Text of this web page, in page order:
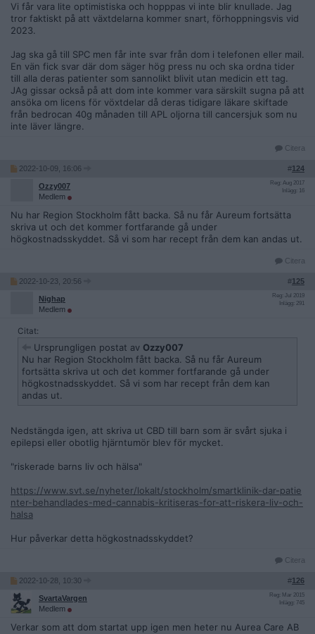
Vi får vara lite optimistiska och hopppas vi inte blir knullade. Jag
tror faktiskt på att växtdelarna kommer snart, förhoppningsvis vid
2023.
Jag ska gå till SPC men får inte svar från dom i telefonen eller mail.
En vän fick svar där dom säger hög press nu och ska ordna tider
till alla deras patienter som sannolikt blivit utan medicin ett tag.
JAg gissar också på att dom inte kommer vara särskilt sugna på att
ansöka om licens för vöxtdelar då deras tidigare läkare skiftade
från bedrocan 40g månaden till APL oljorna till cancersjuk som nu
inte läver längre.
Citera
2022-10-09, 16:06 #124
Ozzy007
Medlem
Reg: Aug 2017
Inlägg: 16
Nu har Region Stockholm fått backa. Så nu får Aureum fortsätta
skriva ut och det kommer fortfarande gå under
högkostnadsskyddet. Så vi som har recept från dem kan andas ut.
Citera
2022-10-23, 20:56 #125
Nighap
Medlem
Reg: Jul 2019
Inlägg: 291
Citat:
Ursprungligen postat av Ozzy007
Nu har Region Stockholm fått backa. Så nu får Aureum
fortsätta skriva ut och det kommer fortfarande gå under
högkostnadsskyddet. Så vi som har recept från dem kan
andas ut.
Nedstängda igen, att skriva ut CBD till barn som är svårt sjuka i
epilepsi eller obotlig hjärntumör blev för mycket.
"riskerade barns liv och hälsa"
https://www.svt.se/nyheter/lokalt/stockholm/smartklinik-dar-patie
nter-behandlades-med-cannabis-kritiseras-for-att-riskera-liv-och-
halsa
Hur påverkar detta högkostnadsskyddet?
Citera
2022-10-28, 10:30 #126
SvartaVargen
Medlem
Reg: Mar 2015
Inlägg: 745
Verkar som att dom startat upp igen men heter nu Aurea Care AB